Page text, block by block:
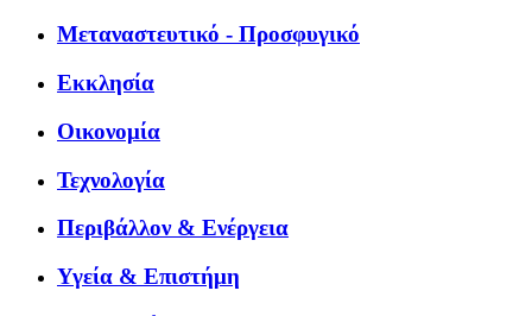
Μεταναστευτικό - Προσφυγικό
Εκκλησία
Οικονομία
Τεχνολογία
Περιβάλλον & Ενέργεια
Υγεία & Επιστήμη